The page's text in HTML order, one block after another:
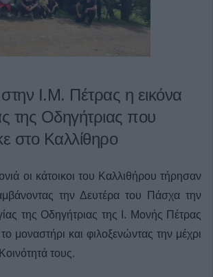
Ι.Μ. Πέτρας η εικόνα
της Οδηγήτριας που
στο Καλλίθηρο
οι κάτοικοι του Καλλιθήρου τήρησαν
την Δευτέρα του Πάσχα την
της Οδηγήτριας της Ι. Μονής Πέτρας
μοναστήρι και φιλοξενώντας την μέχρι
τους.